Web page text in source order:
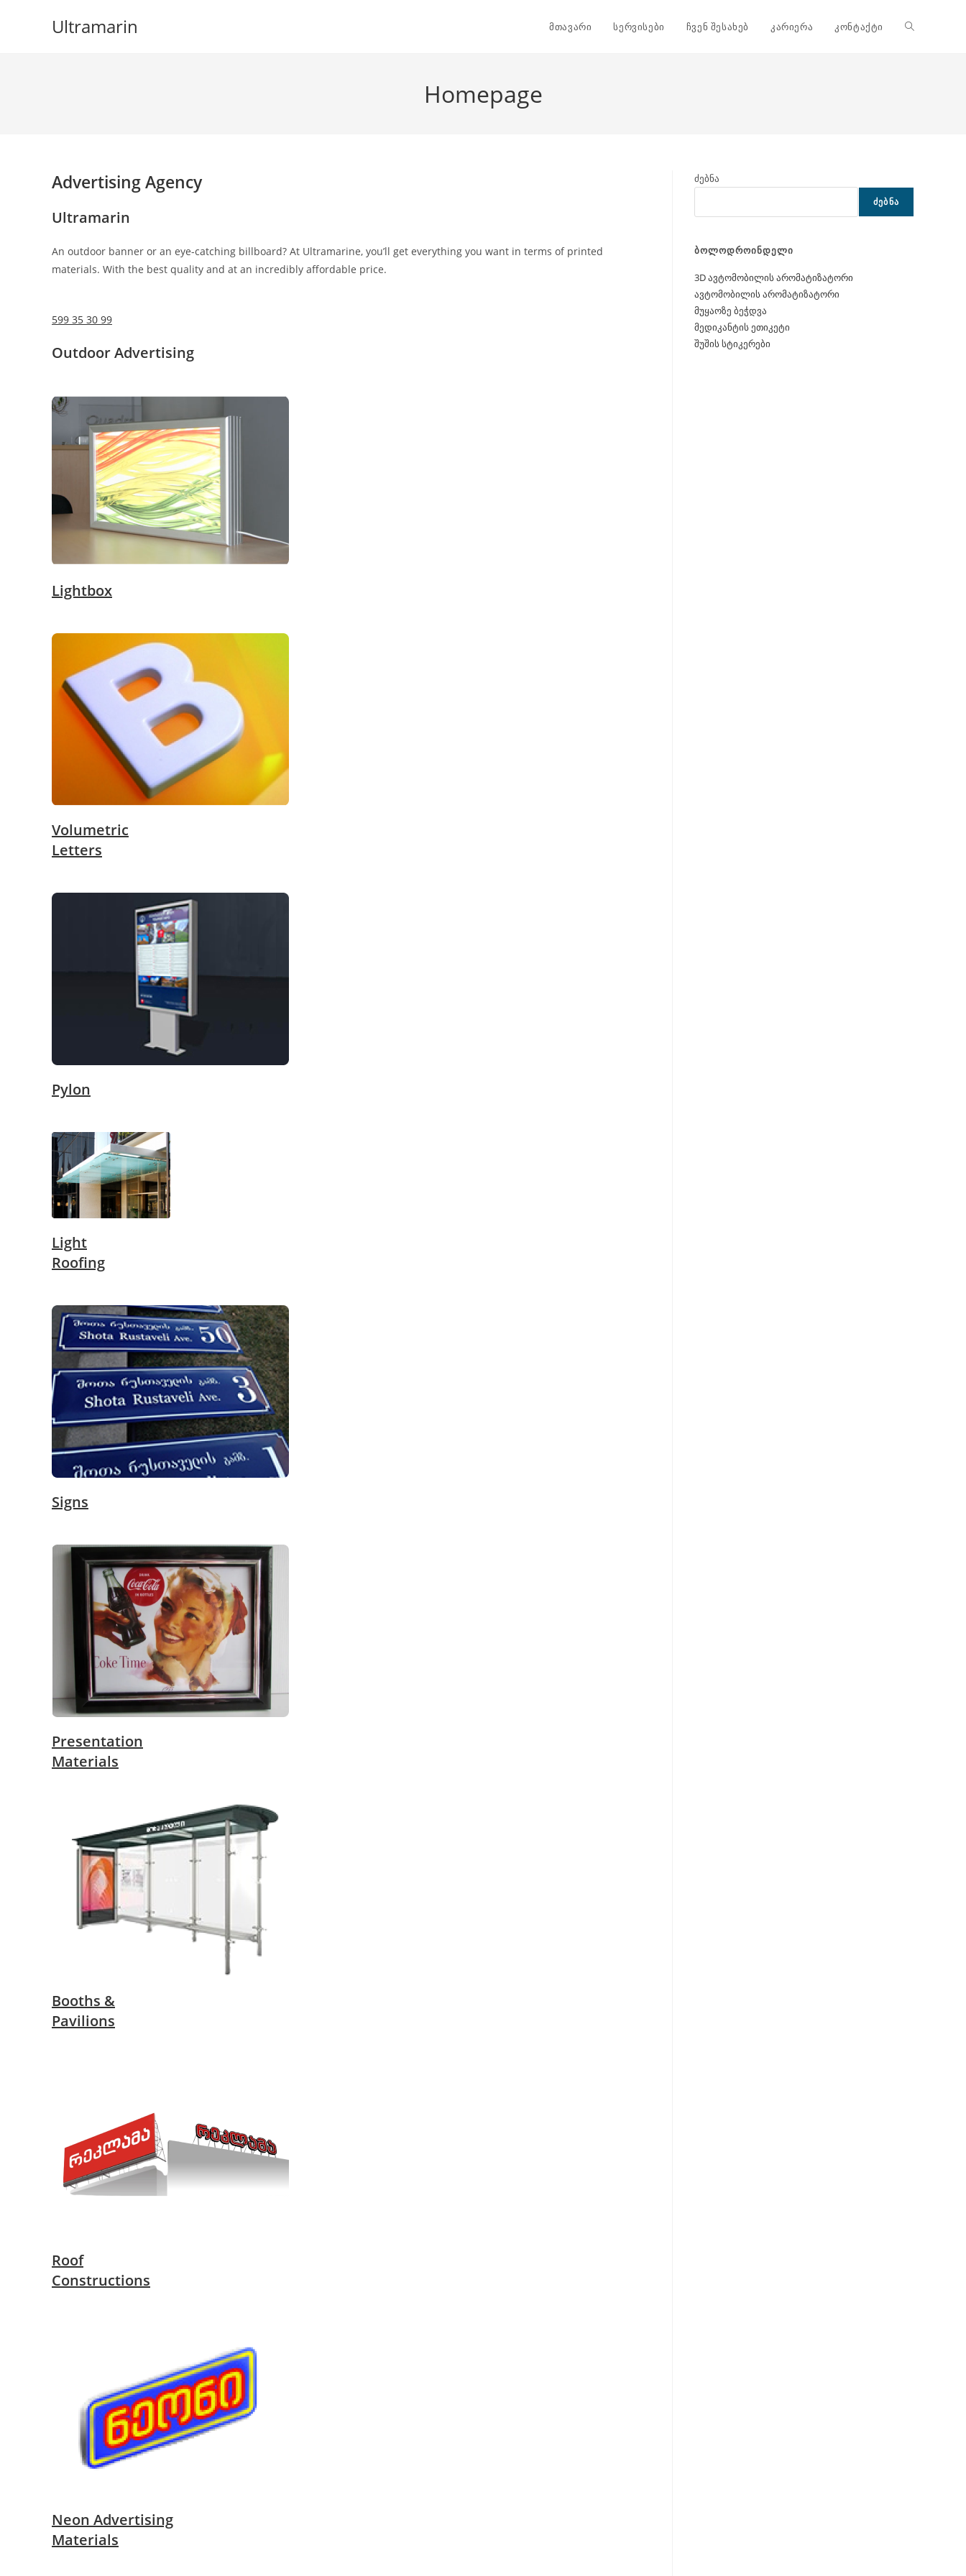
Ultramarin მთავარი სერვისები ჩვენ შესახებ კარიერა კონტაქტი Toggle
Homepage
Advertising Agency
Ultramarin
An outdoor banner or an eye-catching billboard? At Ultramarine, you’ll get everything you want in terms of printed
materials. With the best quality and at an incredibly affordable price.
599 35 30 99
Outdoor Advertising
Lightbox
Volumetric
Letters
Pylon
Light
Roofing
Signs
Presentation
Materials
Booths &
Pavilions
Roof
Constructions
Neon Advertising
Materials
ძებნა
ᲫᲔᲑᲜᲐ
ბოლოდროინდელი
3D ავტომობილის არომატიზატორი
ავტომობილის არომატიზატორი
მუყაოზე ბეჭდვა
მედიკანტის ეთიკეტი
შუშის სტიკერები